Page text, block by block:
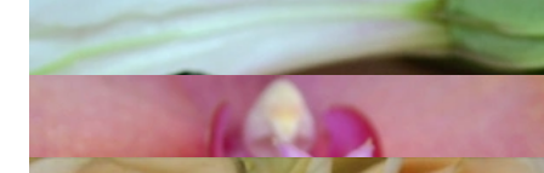
Attraktive schwarze Diamanten Ohrstecker
4.670,00 €
Zeitlose Ohrringe mit schwarzen Diamanten